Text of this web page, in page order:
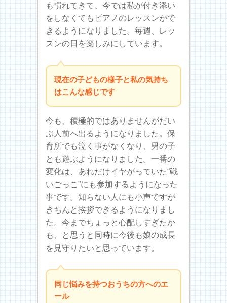
も慣れてきて、今では私が付き添い
をしなくてもピアノのレッスンがで
きるようになりました。毎週、レッ
スンの日を楽しみにしています。
現在の子どもの様子と私の気持ち
はこんな感じです
今も、積極的ではありませんがだい
ぶ人前へ出るようになりました。保
育所でも泣く事がなくなり、男の子
とも遊ぶようになりました。一番の
変化は、あれだけイヤがっていた“戦
いごっこ”にも参加するようになった
事です。知らない人にも小声ですが
きちんと挨拶できるようになりまし
た。今までちょっと心配しすぎたか
も、と思うと同時に今後も娘の成長
を見守りたいと思っています。
同じ悩みを持つおうちの方へのエ
ール